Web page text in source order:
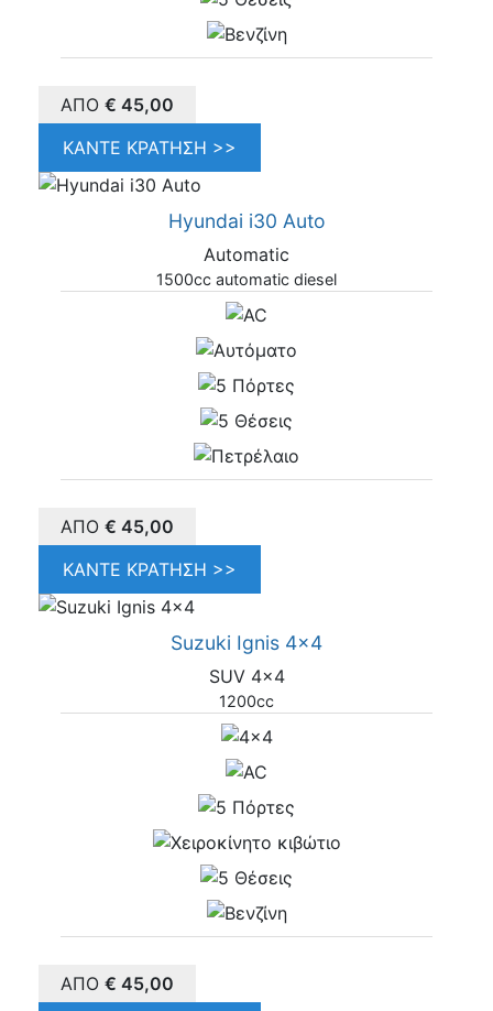
ΑΠΌ € 45,00
ΚΆΝΤΕ ΚΡΆΤΗΣΗ >>
Hyundai i30 Auto
Automatic
1500cc automatic diesel
ΑΠΌ € 45,00
ΚΆΝΤΕ ΚΡΆΤΗΣΗ >>
Suzuki Ignis 4x4
SUV 4x4
1200cc
ΑΠΌ € 45,00